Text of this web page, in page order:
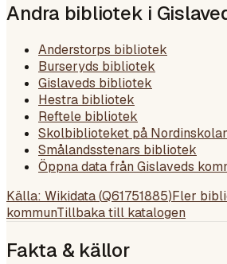
Andra bibliotek i
Anderstorps bibliotek
Burseryds bibliotek
Gislaveds bibliotek
Hestra bibliotek
Reftele bibliotek
Skolbiblioteket på
Smålandsstenars bibliotek
Öppna data från Gislaveds
Källa: Wikidata (Q61751885)Fler
kommunTillbaka till katalogen
Fakta & källor